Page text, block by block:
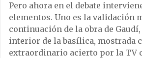
Pero ahora en el debate
elementos. Uno es la validación
continuación de la obra de
interior de la basílica, mostrada
extraordinario acierto por la TV